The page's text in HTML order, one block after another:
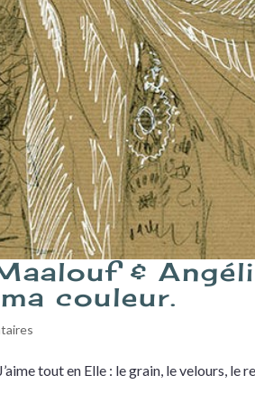
&
couleur.
tout en Elle : le grain, le velours, le